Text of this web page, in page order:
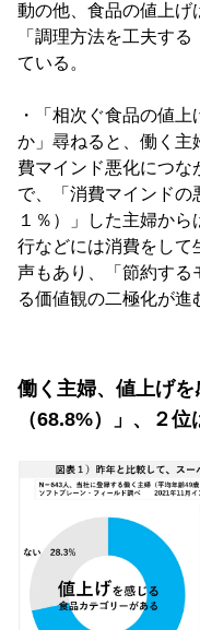
動の他、食品の値上げ
「調理方法を工夫す
ている。
・「相次ぐ食品の値
か」尋ねると、働く主
費マインド悪化につ
で、「消費マインドの
１％）」した主婦か
行などには消費をして
声もあり、「節約する
る価値観
働く主婦、値上げ
（68.8%）」、２位